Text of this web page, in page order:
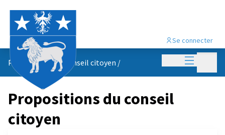
Menu
Se connecter
Propositions du conseil citoyen /
Propositions du conseil
citoyen